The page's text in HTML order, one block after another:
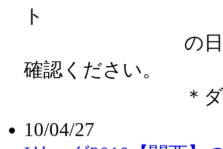
ト
の日程で変更
確認ください。
＊ダイレ
10/04/27